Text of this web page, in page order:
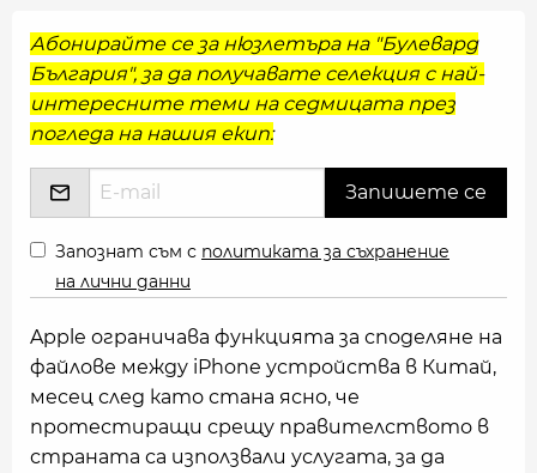
Абонирайте се за нюзлетъра на "Булевард
България", за да получавате селекция с най-
интересните теми на седмицата през
погледа на нашия екип:
Запознат съм с политиката за съхранение
на лични данни
Apple ограничaва функцията за споделяне на
файлове между iPhone устройства в Китай,
месец след като стана ясно, че
протестиращи срещу правителството в
страната са използвали услугата, за да